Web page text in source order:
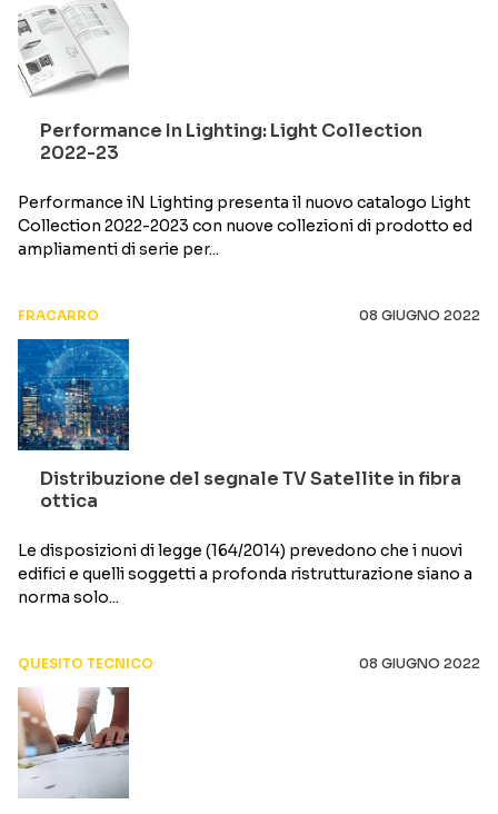
Performance In Lighting: Light Collection
2022-23
Performance iN Lighting presenta il nuovo catalogo Light
Collection 2022-2023 con nuove collezioni di prodotto ed
ampliamenti di serie per...
FRACARRO 08 GIUGNO 2022
Distribuzione del segnale TV Satellite in fibra
ottica
Le disposizioni di legge (164/2014) prevedono che i nuovi
edifici e quelli soggetti a profonda ristrutturazione siano a
norma solo...
QUESITO TECNICO 08 GIUGNO 2022